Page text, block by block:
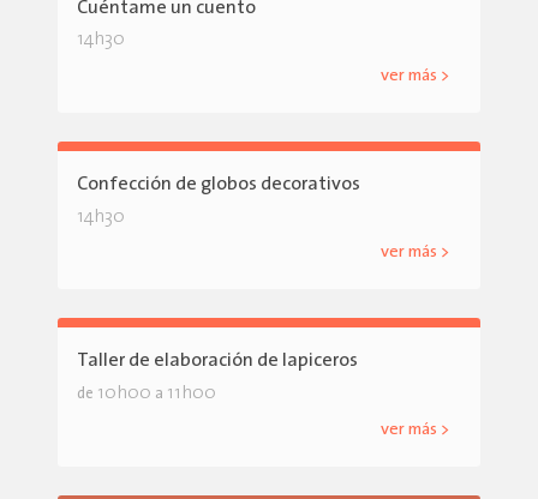
Cuéntame un cuento
14h30
ver más >
Confección de globos decorativos
14h30
ver más >
Taller de elaboración de lapiceros
de 10h00 a 11h00
ver más >